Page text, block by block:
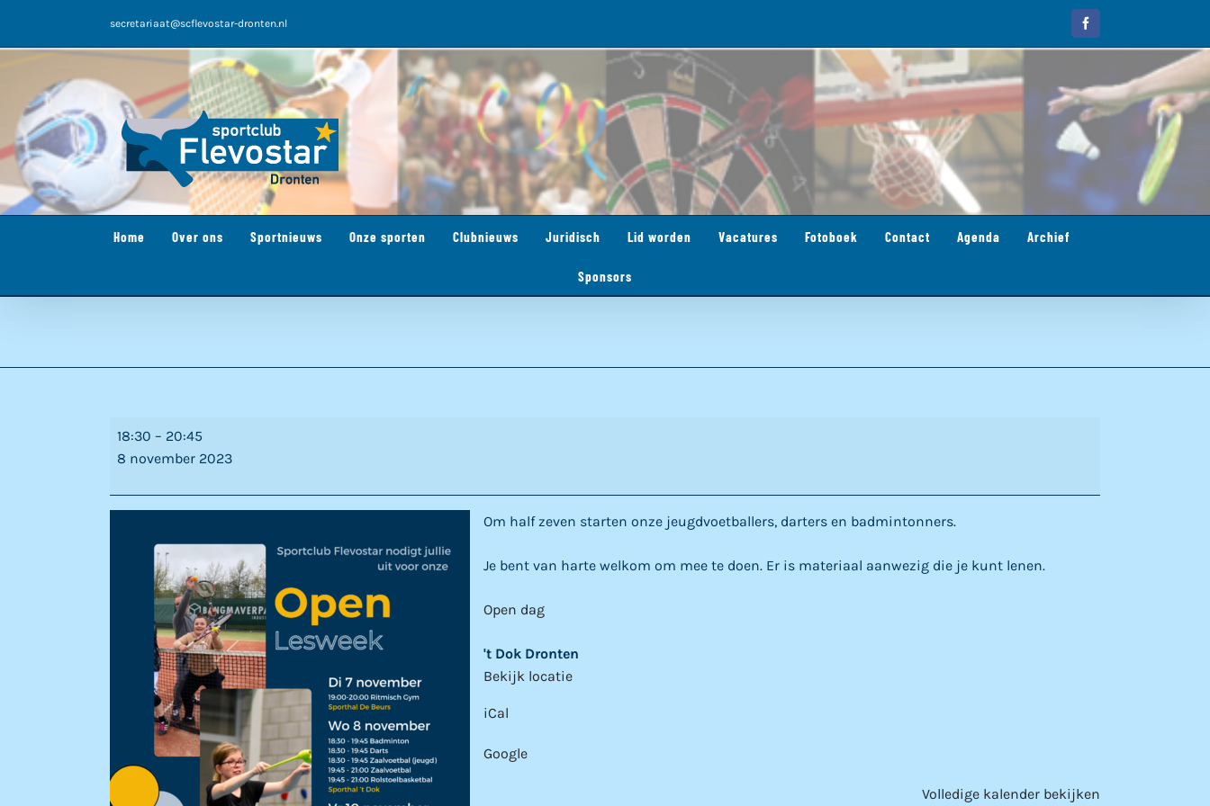
inhoud
secretariaat@scflevostar-dronten.nl Facebook
Home Over ons Sportnieuws Onze sporten Clubnieuws Juridisch Lid worden Vacatures Fotoboek Contact Agenda Archief
Sponsors
Open
dag
badminton
jeugdzaalvoetbal
18:30 – 20:45
8 november 2023
Om half zeven starten onze jeugdvoetballers, darters en badmintonners.
Je bent van harte welkom om mee te doen. Er is materiaal aanwezig die je kunt lenen.
Open dag
't Dok Dronten
Bekijk locatie
iCal
Google
Volledige kalender bekijken